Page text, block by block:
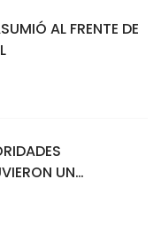
AL FRENTE DE
UN
POR LA